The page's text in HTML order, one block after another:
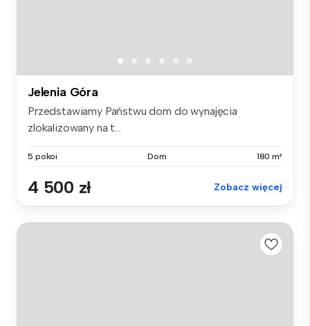
Jelenia Góra
Przedstawiamy Państwu dom do wynajęcia
zlokalizowany na t...
5 pokoi Dom 180 m²
4 500 zł Zobacz więcej